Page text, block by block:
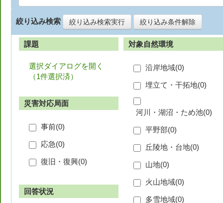
絞り込み検索 絞り込み検索実行 絞り込み条件解除
課題
選択ダイアログを開く
（1件選択済）
対象自然環境
沿岸地域(0)
埋立て・干拓地(0)
河川・湖沼・ため池(0)
平野部(0)
丘陵地・台地(0)
山地(0)
火山地域(0)
多雪地域(0)
災害対応局面
事前(0)
応急(0)
復旧・復興(0)
回答状況